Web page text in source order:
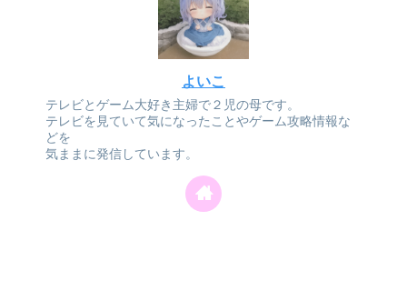
よいこ
テレビとゲーム大好き主婦で２児の母です。
テレビを見ていて気になったことやゲーム攻略情報な
どを
気ままに発信しています。